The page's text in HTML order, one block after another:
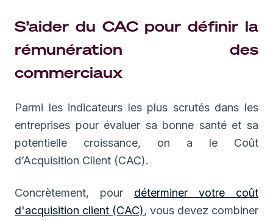
S’aider du CAC pour définir la
rémunération des
commerciaux
Parmi les indicateurs les plus scrutés dans les
entreprises pour évaluer sa bonne santé et sa
potentielle croissance, on a le Coût
d’Acquisition Client (CAC).
Concrètement, pour déterminer votre coût
d'acquisition client (CAC), vous devez combiner